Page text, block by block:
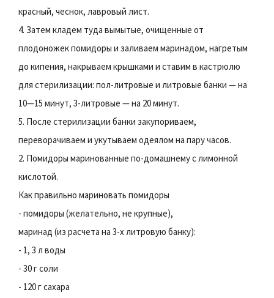
красный, чеснок, лавровый лист.
4. Затем кладем туда вымытые, очищенные от
плодоножек помидоры и заливаем маринадом, нагретым
до кипения, накрываем крышками и ставим в кастрюлю
для стерилизации: пол-литровые и литровые банки — на
10—15 минут, 3-литровые — на 20 минут.
5. После стерилизации банки закупориваем,
переворачиваем и укутываем одеялом на пару часов.
2. Помидоры маринованные по-домашнему с лимонной
кислотой.
Как правильно мариновать помидоры
- помидоры (желательно, не крупные),
маринад (из расчета на 3-х литровую банку):
- 1, 3 л воды
- 30 г соли
- 120 г сахара